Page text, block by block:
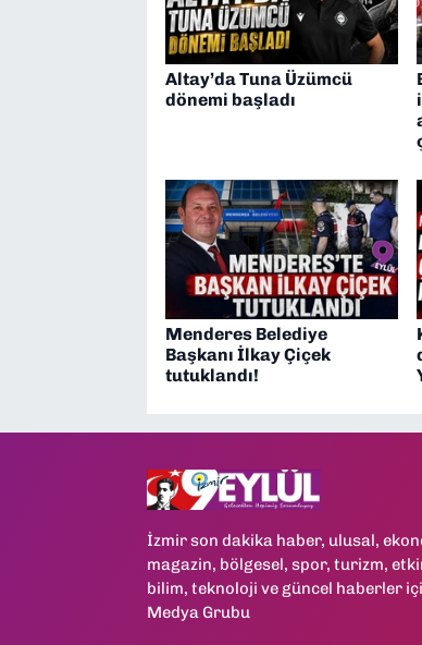
Altay’da Tuna Üzümcü
dönemi başladı
Menderes Belediye
Başkanı İlkay Çiçek
tutuklandı!
İzmir son dakika haber, ulusal,
magazin, bölgesel, spor, turizm,
bilim, teknoloji ve güncel haberler
Medya Grubu